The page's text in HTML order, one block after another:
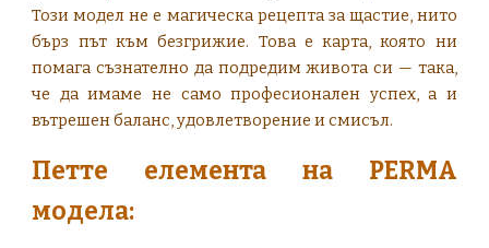
Този модел не е магическа рецепта за щастие, нито
бърз път към безгрижие. Това е карта, която ни
помага съзнателно да подредим живота си — така,
че да имаме не само професионален успех, а и
вътрешен баланс, удовлетворение и смисъл.
Петте елемента на PERMA
модела: